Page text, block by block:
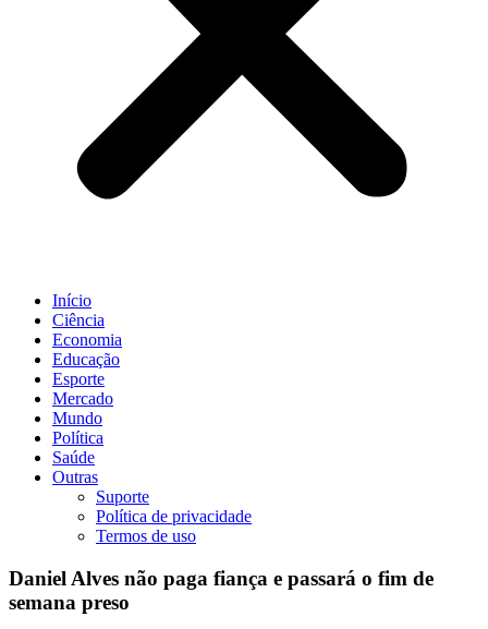
Início
Ciência
Economia
Educação
Esporte
Mercado
Mundo
Política
Saúde
Outras
Suporte
Política de privacidade
Termos de uso
Daniel Alves não paga fiança e passará o fim de
semana preso